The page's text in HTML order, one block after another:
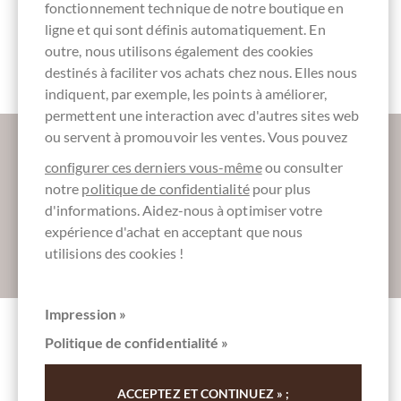
Kakaonibs /
Kakaobohnenstückchen
Schokoladen-
Macherinnen
Plus d'informations sur le bon chocolat?
Inscrivez-vous ici pour notre SchokoNEWS:
Absenden
Autres clients notés Nibs Ultra Premium
fonctionnement technique de notre boutique en
ligne et qui sont définis automatiquement. En
outre, nous utilisons également des cookies
destinés à faciliter vos achats chez nous. Elles nous
indiquent, par exemple, les points à améliorer,
permettent une interaction avec d'autres sites web
ou servent à promouvoir les ventes. Vous pouvez
configurer ces derniers vous-mêmeou consulter
notre politique de confidentialitépour plus
d'informations. Aidez-nous à optimiser votre
expérience d'achat en acceptant que nous
utilisions des cookies !
Impression »
Politique de confidentialité »
ACCEPTEZ ET CONTINUEZ » ;